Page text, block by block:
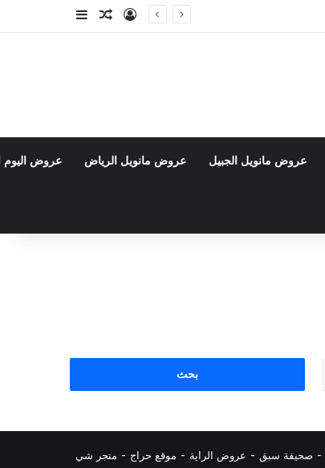
تسجيل الدخول
مقال عشوائي
إضافة عمود
عروض مانويل الجبيل عروض مانويل الرياض عروض اليوم
- صحيفة سبق - عروض الراية - موقع حراج - متجر شي